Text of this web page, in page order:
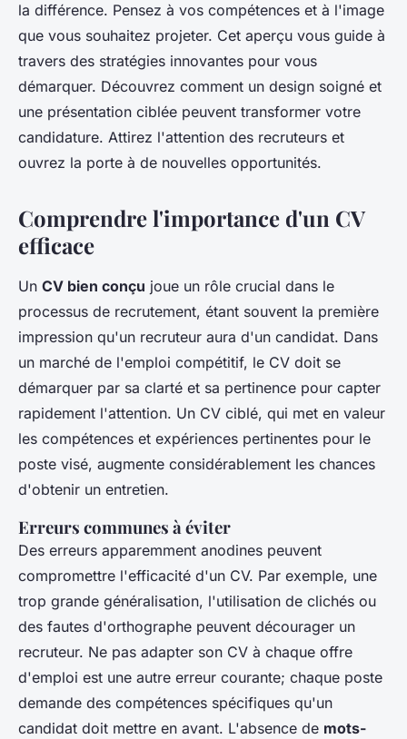
la différence. Pensez à vos compétences et à l'image
que vous souhaitez projeter. Cet aperçu vous guide à
travers des stratégies innovantes pour vous
démarquer. Découvrez comment un design soigné et
une présentation ciblée peuvent transformer votre
candidature. Attirez l'attention des recruteurs et
ouvrez la porte à de nouvelles opportunités.
Comprendre l'importance d'un CV
efficace
Un CV bien conçu joue un rôle crucial dans le
processus de recrutement, étant souvent la première
impression qu'un recruteur aura d'un candidat. Dans
un marché de l'emploi compétitif, le CV doit se
démarquer par sa clarté et sa pertinence pour capter
rapidement l'attention. Un CV ciblé, qui met en valeur
les compétences et expériences pertinentes pour le
poste visé, augmente considérablement les chances
d'obtenir un entretien.
Erreurs communes à éviter
Des erreurs apparemment anodines peuvent
compromettre l'efficacité d'un CV. Par exemple, une
trop grande généralisation, l'utilisation de clichés ou
des fautes d'orthographe peuvent décourager un
recruteur. Ne pas adapter son CV à chaque offre
d'emploi est une autre erreur courante; chaque poste
demande des compétences spécifiques qu'un
candidat doit mettre en avant. L'absence de mots-